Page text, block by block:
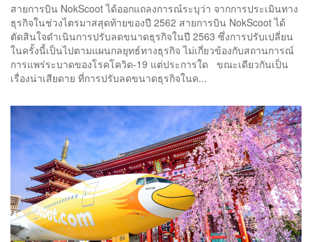
สายการบิน NokScoot ได้ออกแถลงการณ์ระบุว่า จากการประเมินทาง
ธุรกิจในช่วงไตรมาสสุดท้ายของปี 2562 สายการบิน NokScoot ได้
ตัดสินใจดำเนินการปรับลดขนาดธุรกิจในปี 2563 ซึ่งการปรับเปลี่ยน
ในครั้งนี้เป็นไปตามแผนกลยุทธ์ทางธุรกิจ ไม่เกี่ยวข้องกับสถานการณ์
การแพร่ระบาดของโรคโควิด-19 แต่ประการใด ขณะเดียวกันเป็น
เรื่องน่าเสียดาย ที่การปรับลดขนาดธุรกิจในค...